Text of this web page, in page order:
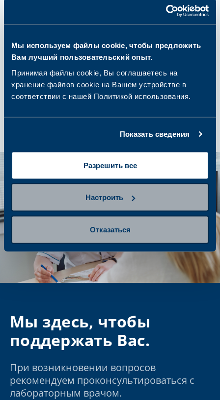
Мы используем файлы cookie, чтобы предложить
Вам лучший пользовательский опыт.
Принимая файлы cookie, Вы соглашаетесь на
хранение файлов cookie на Вашем устройстве в
соответствии с нашей Политикой использования.
Показать сведения
Разрешить все
Настроить
Отказаться
шаг 4
Получение результатов и
дальнейшие действия
Мы здесь, чтобы
поддержать Вас.
При возникновении вопросов
рекомендуем проконсультироваться с
лабораторным врачом.